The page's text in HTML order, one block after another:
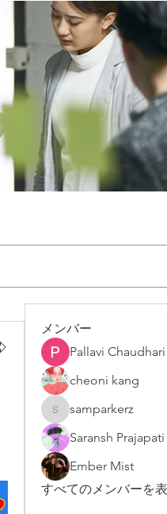
メンバー
Pallavi Chaudhari
cheoni kang
samparkerz
samparkerz
Saransh Prajapati
Ember Mist
すべてのメンバーを表